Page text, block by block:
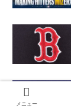
メニュー